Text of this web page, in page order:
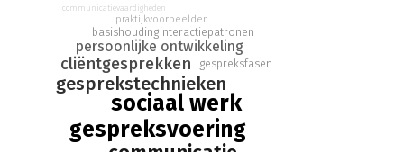
onderdeel in de omgang met en het begeleiden van cliënten.
Gespreksvoering voor Sociaal Werkers biedt daarom aan de
hand van theorie, modellen, praktijkvoorbeelden en
opdrachten een brede basis voor het effectief voeren van
gesprekken. Het boek helpt studenten met het ontwikkelen
van elementaire kennis en vaardigheden als ook de juiste
basishouding voor succesvolle gespreksvoering. Zo verkrijgen
ze allereerst meer zelfkennis. Daarnaast leren ze: zicht te
sociaal werk
gespreksvoering
gesprekstechnieken
cliëntgesprekken
persoonlijke ontwikkeling
basishoudinginteractiepatronen
gespreksfasen
praktijkvoorbeelden
communicatievaardigheden